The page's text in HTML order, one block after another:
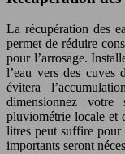
La récupération des
permet de réduire
pour l’arrosage.
l’eau vers des cuves
évitera
dimensionnez
pluviométrie locale et
litres peut suffire pour
importants seront